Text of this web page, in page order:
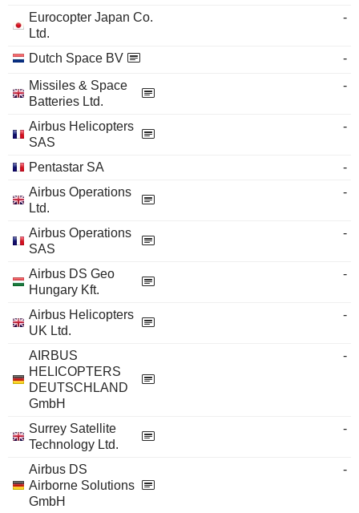
Eurocopter Japan Co.
Ltd.
-
Dutch Space BV
-
Missiles & Space
Batteries Ltd.
-
Airbus Helicopters
SAS
-
Pentastar SA
-
Airbus Operations
Ltd.
-
Airbus Operations
SAS
-
Airbus DS Geo
Hungary Kft.
-
Airbus Helicopters
UK Ltd.
-
AIRBUS
HELICOPTERS
DEUTSCHLAND
GmbH
-
Surrey Satellite
Technology Ltd.
-
Airbus DS
Airborne Solutions
GmbH
-